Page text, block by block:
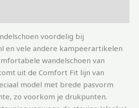
voordelig bij
en vele andere kampeerartikelen
wandelschoen van
uit de Comfort Fit lijn van
model met brede pasvorm
zo voorkom je drukpunten.